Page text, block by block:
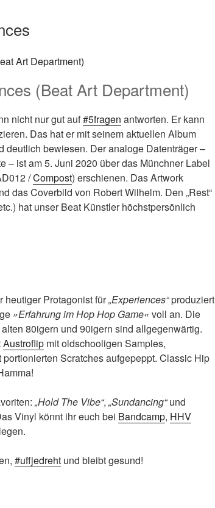
(Beat Art Department)
nicht nur gut auf#5fragen antworten. Er kann
Das hat er mit seinem aktuellen Album
deutlich bewiesen. Der analoge Datenträger –
– ist am 5. Juni 2020 über das Münchner Label
/Compost) erschienen. Das Artwork
das Coverbild von Robert Wilhelm. Den „Rest“
hat unser Beat Künstler höchstpersönlich
heutiger Protagonist für„Experiences“produziert
»Erfahrung im Hop Hop Game« voll an. Die
80igern und 90igern sind allgegenwärtig.
Austroflip mit oldschooligen Samples,
Scratches aufgepeppt. Classic Hip
„Hold The Vibe“, „Sundancing“und
Vinyl könnt ihr euch bei Bandcamp, HHV
#uffjedreht und bleibt gesund!